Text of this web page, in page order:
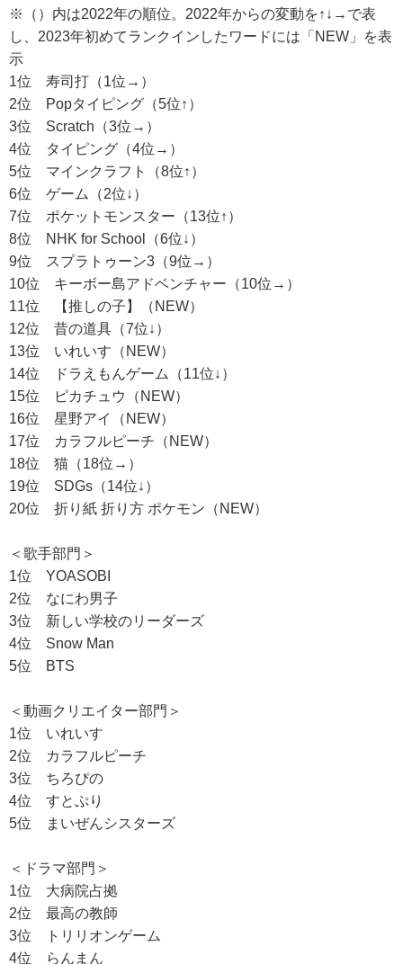
※（）内は2022年の順位。2022年からの変動を↑↓→で表
し、2023年初めてランクインしたワードには「NEW」を表
示
1位 寿司打（1位→）
2位 Popタイピング（5位↑）
3位 Scratch（3位→）
4位 タイピング（4位→）
5位 マインクラフト（8位↑）
6位 ゲーム（2位↓）
7位 ポケットモンスター（13位↑）
8位 NHK for School（6位↓）
9位 スプラトゥーン3（9位→）
10位 キーボー島アドベンチャー（10位→）
11位 【推しの子】（NEW）
12位 昔の道具（7位↓）
13位 いれいす（NEW）
14位 ドラえもんゲーム（11位↓）
15位 ピカチュウ（NEW）
16位 星野アイ（NEW）
17位 カラフルピーチ（NEW）
18位 猫（18位→）
19位 SDGs（14位↓）
20位 折り紙 折り方 ポケモン（NEW）
＜歌手部門＞
1位 YOASOBI
2位 なにわ男子
3位 新しい学校のリーダーズ
4位 Snow Man
5位 BTS
＜動画クリエイター部門＞
1位 いれいす
2位 カラフルピーチ
3位 ちろぴの
4位 すとぷり
5位 まいぜんシスターズ
＜ドラマ部門＞
1位 大病院占拠
2位 最高の教師
3位 トリリオンゲーム
4位 らんまん